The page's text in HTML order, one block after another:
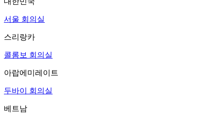
서울 회의실
스리랑카
콜롬보 회의실
아랍에미레이트
두바이 회의실
베트남